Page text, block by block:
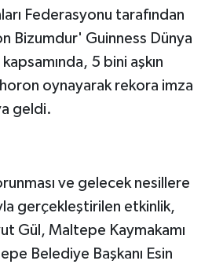
Federasyonu tarafından
Bizumdur' Guinness Dünya
5 bini aşkın
oynayarak rekora imza
geldi.
ve gelecek nesillere
gerçekleştirilen etkinlik,
Gül, Maltepe Kaymakamı
Belediye Başkanı Esin